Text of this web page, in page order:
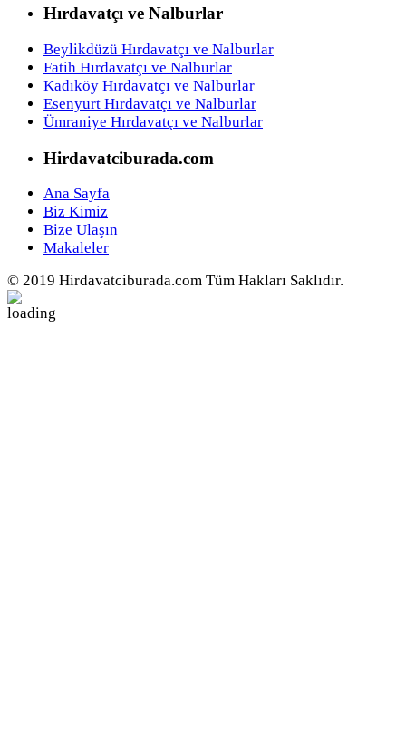
Hırdavatçı ve Nalburlar
Beylikdüzü Hırdavatçı ve Nalburlar
Fatih Hırdavatçı ve Nalburlar
Kadıköy Hırdavatçı ve Nalburlar
Esenyurt Hırdavatçı ve Nalburlar
Ümraniye Hırdavatçı ve Nalburlar
Hirdavatciburada.com
Ana Sayfa
Biz Kimiz
Bize Ulaşın
Makaleler
© 2019 Hirdavatciburada.com Tüm Hakları Saklıdır.